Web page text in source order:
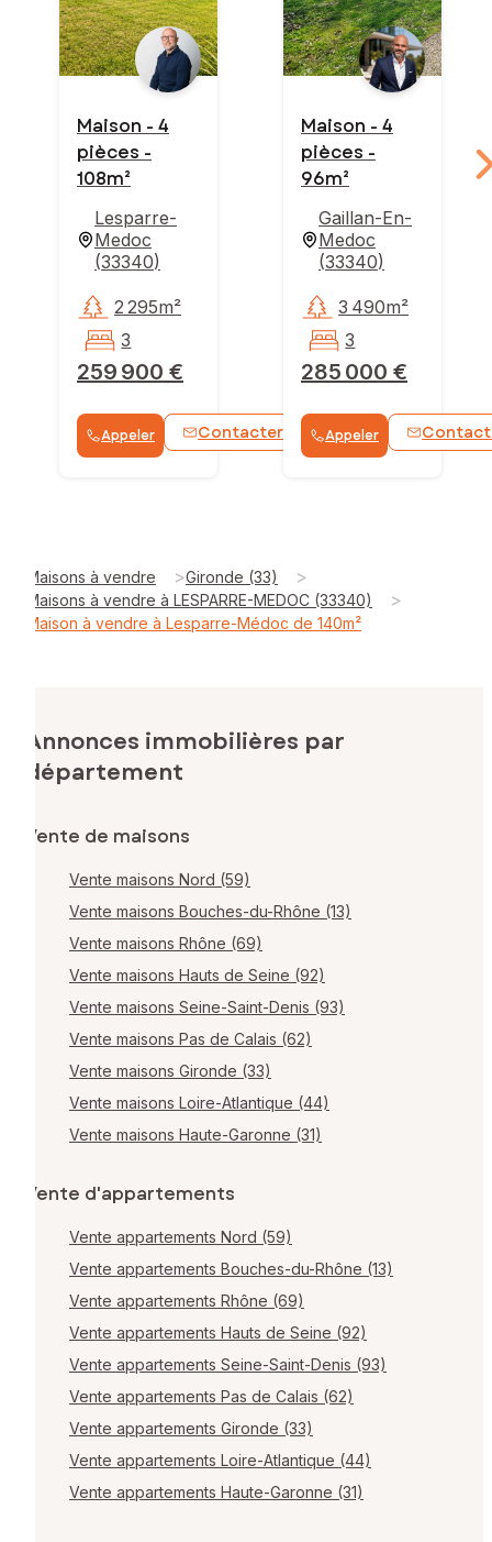
Maison - 4
pièces -
108m²
Lesparre-
Medoc
(33340)
259 900 €
2 295m²
3
Appeler Contacter WhatsApp
Maison - 4
pièces -
96m²
Gaillan-En-
Medoc
(33340)
285 000 €
3 490m²
3
Appeler
Maisons à vendre >Gironde (33) >
Maisons à vendre à LESPARRE-MEDOC (33340) >
Maison à vendre à Lesparre-Médoc de 140m²
Annonces immobilières par
département
Vente de maisons
Vente maisons Nord (59)
Vente maisons Bouches-du-Rhône (13)
Vente maisons Rhône (69)
Vente maisons Hauts de Seine (92)
Vente maisons Seine-Saint-Denis (93)
Vente maisons Pas de Calais (62)
Vente maisons Gironde (33)
Vente maisons Loire-Atlantique (44)
Vente maisons Haute-Garonne (31)
Vente d'appartements
Vente appartements Nord (59)
Vente appartements Bouches-du-Rhône (13)
Vente appartements Rhône (69)
Vente appartements Hauts de Seine (92)
Vente appartements Seine-Saint-Denis (93)
Vente appartements Pas de Calais (62)
Vente appartements Gironde (33)
Vente appartements Loire-Atlantique (44)
Vente appartements Haute-Garonne (31)